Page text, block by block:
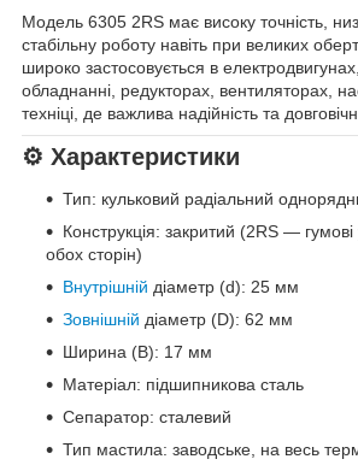
Модель 6305 2RS має високу точність,
стабільну роботу навіть при великих
широко застосовується в
обладнанні, редукторах, вентиляторах,
техніці, де важлива надійність та
⚙️ Характеристики
Тип: кульковий радіальний
Конструкція: закритий (2RS —
обох сторін)
Внутрішній діаметр (d): 25 мм
Зовнішній діаметр (D): 62 мм
Ширина (B): 17 мм
Матеріал: підшипникова сталь
Сепаратор: сталевий
Тип мастила: заводське, на весь